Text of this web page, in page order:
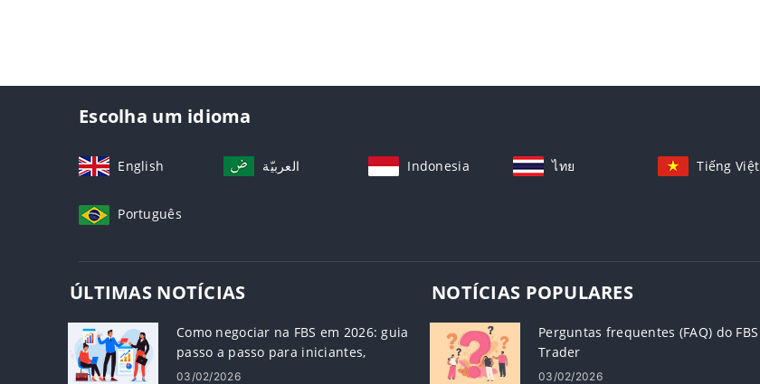
Escolha um idioma
English العربيّة Indonesia ไทย Tiếng Việt
Português
ÚLTIMAS NOTÍCIAS
Como negociar na FBS em 2026: guia
passo a passo para iniciantes,
plataformas, tipos de pedidos e
03/02/2026
NOTÍCIAS POPULARES
Perguntas frequentes (FAQ) do FBS
Trader
03/02/2026